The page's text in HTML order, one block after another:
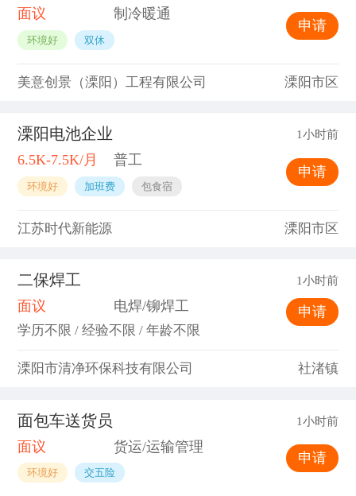
面议 制冷暖通
环境好 双休
申请
美意创景（溧阳）工程有限公司 溧阳市区
溧阳电池企业 1小时前
6.5K-7.5K/月 普工
环境好 加班费 包食宿
申请
江苏时代新能源 溧阳市区
二保焊工 1小时前
面议 电焊/铆焊工
学历不限 / 经验不限 / 年龄不限
申请
溧阳市清净环保科技有限公司 社渚镇
面包车送货员 1小时前
面议 货运/运输管理
环境好 交五险
申请